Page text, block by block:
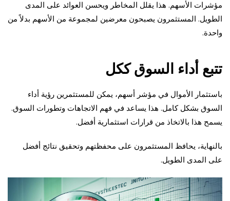
مؤشرات الأسهم. هذا يقلل المخاطر ويحسن العوائد على المدى
الطويل. المستثمرون يصبحون معرضين لمجموعة من الأسهم بدلاً من
واحدة.
تتبع أداء السوق ككل
باستثمار الأموال في مؤشر أسهم، يمكن للمستثمرين رؤية أداء
السوق بشكل كامل. هذا يساعد في فهم الاتجاهات وتطورات السوق.
يسمح هذا بالاتخاذ من قرارات استثمارية أفضل.
بالنهاية، يحافظ المستثمرون على محفظتهم وتحقيق نتائج أفضل
على المدى الطويل.